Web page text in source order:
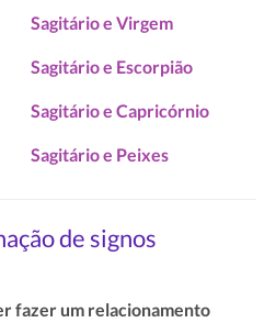
Sagitário e Virgem
Sagitário e Escorpião
Sagitário e Capricórnio
Sagitário e Peixes
de signos
fazer um relacionamento